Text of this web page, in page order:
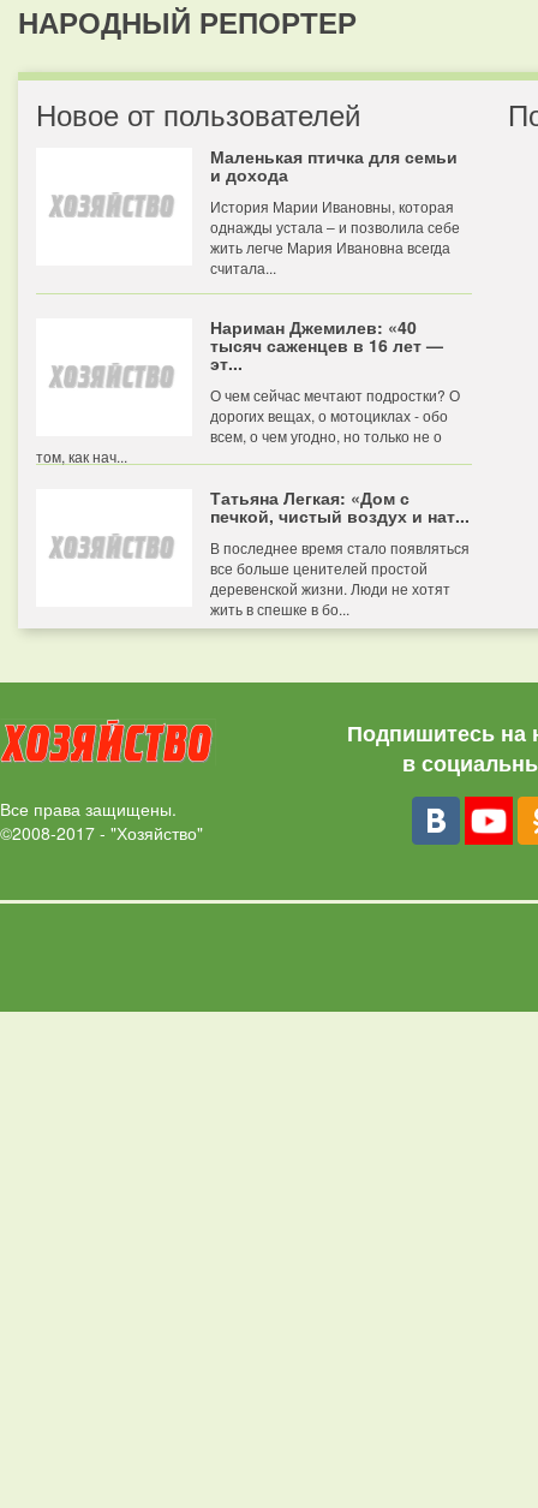
НАРОДНЫЙ РЕПОРТЕР
Новое от пользователей
Маленькая птичка для семьи
и дохода
История Марии Ивановны, которая
однажды устала – и позволила себе
жить легче Мария Ивановна всегда
считала...
Нариман Джемилев: «40
тысяч саженцев в 16 лет —
эт...
О чем сейчас мечтают подростки? О
дорогих вещах, о мотоциклах - обо
всем, о чем угодно, но только не о
том, как нач...
Татьяна Легкая: «Дом с
печкой, чистый воздух и нат...
В последнее время стало появляться
все больше ценителей простой
деревенской жизни. Люди не хотят
жить в спешке в бо...
Все права защищены.
©2008-2017 - "Хозяйство"
Подпишитесь на
в